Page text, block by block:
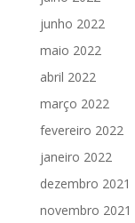
junho 2022
maio 2022
abril 2022
março 2022
fevereiro 2022
janeiro 2022
dezembro 2021
novembro 2021